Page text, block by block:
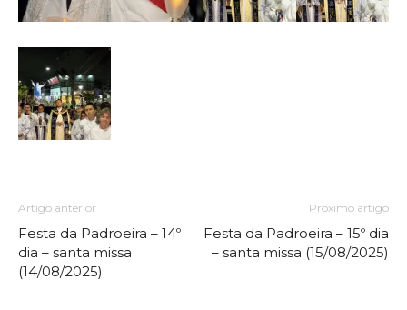
Artigo anterior
Festa da Padroeira – 14º
dia – santa missa
(14/08/2025)
Próximo artigo
Festa da Padroeira – 15º dia
– santa missa (15/08/2025)